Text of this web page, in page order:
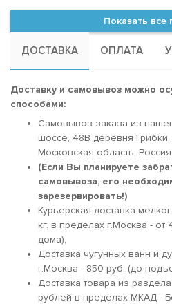
Показать все
ДОСТАВКА ОПЛАТА
Доставку и самовывоз можно
способами:
Самовывоз заказа из
шоссе, 48В деревня
Московская область,
(Если Вы планируете
самовывоза, его
зарезервировать!)
Курьерская доставка
кг. в пределах г.Москва -
дома);
Доставка чугунных ванн и
г.Москва - 850 руб. (до
Доставка товара из
рублей в пределах МКАД -